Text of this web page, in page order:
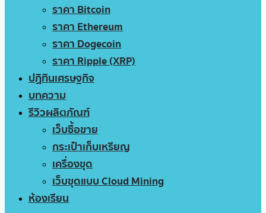
ราคา Bitcoin
ราคา Ethereum
ราคา Dogecoin
ราคา Ripple (XRP)
ปฏิทินเศรษฐกิจ
บทความ
รีวิวผลิตภัณฑ์
เว็บซื้อขาย
กระเป๋าเก็บเหรียญ
เครื่องขุด
เว็บขุดแบบ Cloud Mining
ห้องเรียน